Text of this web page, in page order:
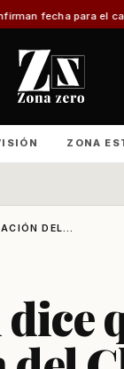
cambio al horario de
ZONA
DEL...